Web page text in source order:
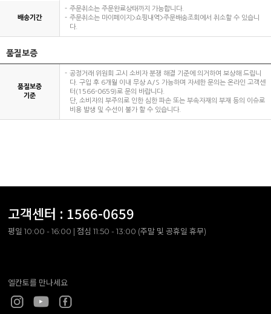
배송기간
주문취소는 주문완료상태까지 가능합니다.
주문취소는 마이페이지>쇼핑내역>주문배송조회에서 취소할 수 있습니
다.
품질보증
품질보증
기준
공정거래 위원회 고시 소비자 분쟁 해결 기준에 의거하여 보상해 드립니
다. 구입 후 6개월 이내 무상 A/S 가능하며 자세한 문의는 온라인 고객센
터(1566-0659)로 문의 바랍니다.
단, 소비자의 부주의로 인한 심한 파손 또는 부속자재의 부재 등의 이슈로
비용 발생 및 수선이 불가 할 수 있습니다.
고객센터 : 1566-0659
평일 10:00 - 16:00 | 점심 11:50 - 13:00 (주말 및 공휴일 휴무)
엘칸토를 만나세요